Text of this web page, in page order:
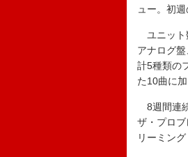
ュー。初
ユニット
アナログ
計5種類の
た10曲に
8週間連
ザ・プロ
リーミン